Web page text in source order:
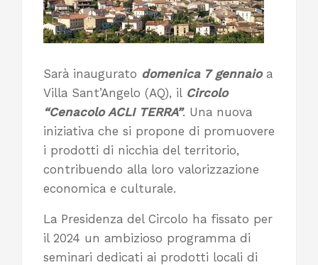
Sarà inaugurato domenica 7 gennaioa
Villa Sant’Angelo (AQ), il Circolo
“Cenacolo ACLI TERRA”. Una nuova
iniziativa che si propone di promuovere
i prodotti di nicchia del territorio,
contribuendo alla loro valorizzazione
economica e culturale.
La Presidenza del Circolo ha fissato per
il 2024 un ambizioso programma di
seminari dedicati ai prodotti locali di